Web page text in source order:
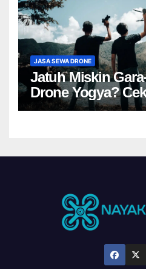
JASA SEWA DRONE
Jatuh Miskin
Drone Yogya?